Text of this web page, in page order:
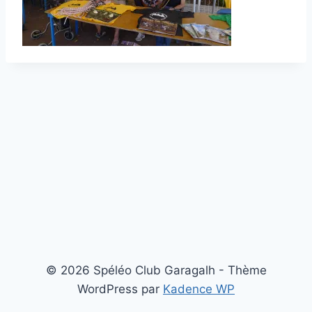
© 2026 Spéléo Club Garagalh - Thème
WordPress par Kadence WP